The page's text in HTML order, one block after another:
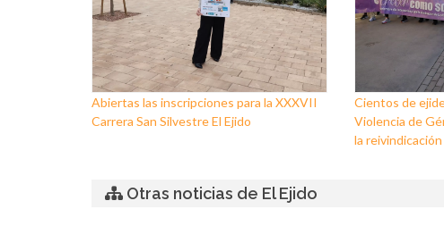
Abiertas las inscripciones para la XXXVII
Carrera San Silvestre El Ejido
Cientos de
Violencia de
la
Otras noticias de El Ejido